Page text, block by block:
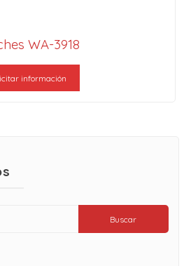
WA-3918
información
Buscar